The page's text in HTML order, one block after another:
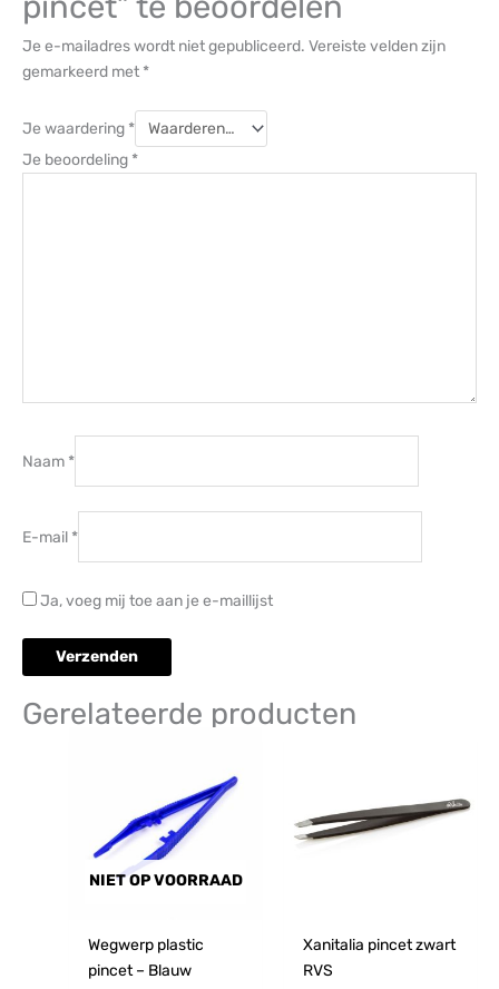
Je e-mailadres wordt niet gepubliceerd. Vereiste velden zijn
gemarkeerd met *
Je waardering *
Je beoordeling *
Naam *
E-mail *
Ja, voeg mij toe aan je e-maillijst
Gerelateerde producten
NIET OP VOORRAAD
Wegwerp plastic
pincet – Blauw
Xanitalia pincet zwart
RVS